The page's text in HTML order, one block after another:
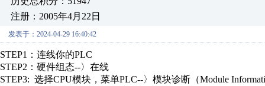
注册：2005年4月22日
发表于：2024-04-29 16:40:42
STEP1：连线你的PLC
STEP2：硬件组态--〉在线
STEP3: 选择CPU模块，菜单PLC--〉模块诊断（Module